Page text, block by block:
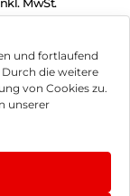
und fortlaufend
die weitere
von Cookies zu.
unserer
16
Blaugrün
€
16